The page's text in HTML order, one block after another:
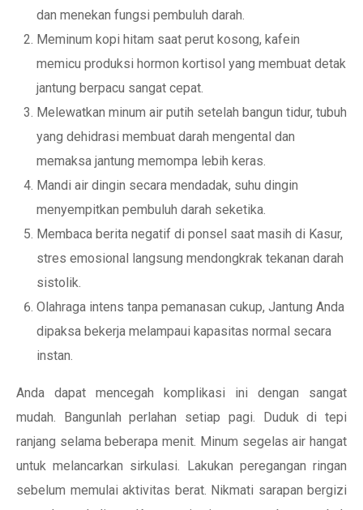
dan menekan fungsi pembuluh darah.
Meminum kopi hitam saat perut kosong, kafein
memicu produksi hormon kortisol yang membuat detak
jantung berpacu sangat cepat.
Melewatkan minum air putih setelah bangun tidur, tubuh
yang dehidrasi membuat darah mengental dan
memaksa jantung memompa lebih keras.
Mandi air dingin secara mendadak, suhu dingin
menyempitkan pembuluh darah seketika.
Membaca berita negatif di ponsel saat masih di Kasur,
stres emosional langsung mendongkrak tekanan darah
sistolik.
Olahraga intens tanpa pemanasan cukup, Jantung Anda
dipaksa bekerja melampaui kapasitas normal secara
instan.
Anda dapat mencegah komplikasi ini dengan sangat
mudah. Bangunlah perlahan setiap pagi. Duduk di tepi
ranjang selama beberapa menit. Minum segelas air hangat
untuk melancarkan sirkulasi. Lakukan peregangan ringan
sebelum memulai aktivitas berat. Nikmati sarapan bergizi